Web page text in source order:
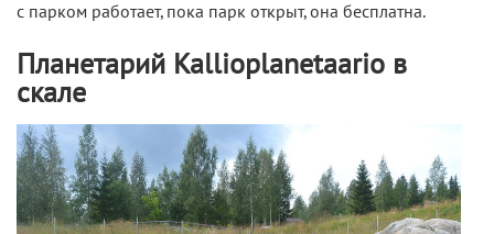
с парком работает, пока парк открыт, она бесплатна.
Планетарий Kallioplanetaario в
скале